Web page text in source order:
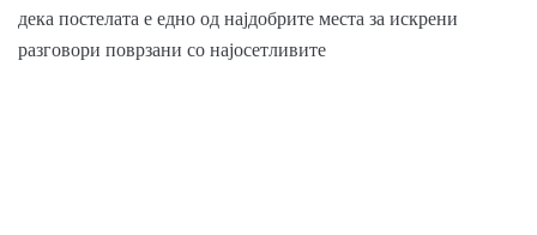
дека постелата е едно од најдобрите места за искрени
разговори поврзани со најосетливите